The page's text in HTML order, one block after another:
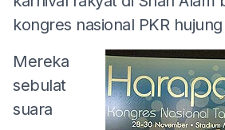
kongres nasional PKR
Mereka
sebulat
suara